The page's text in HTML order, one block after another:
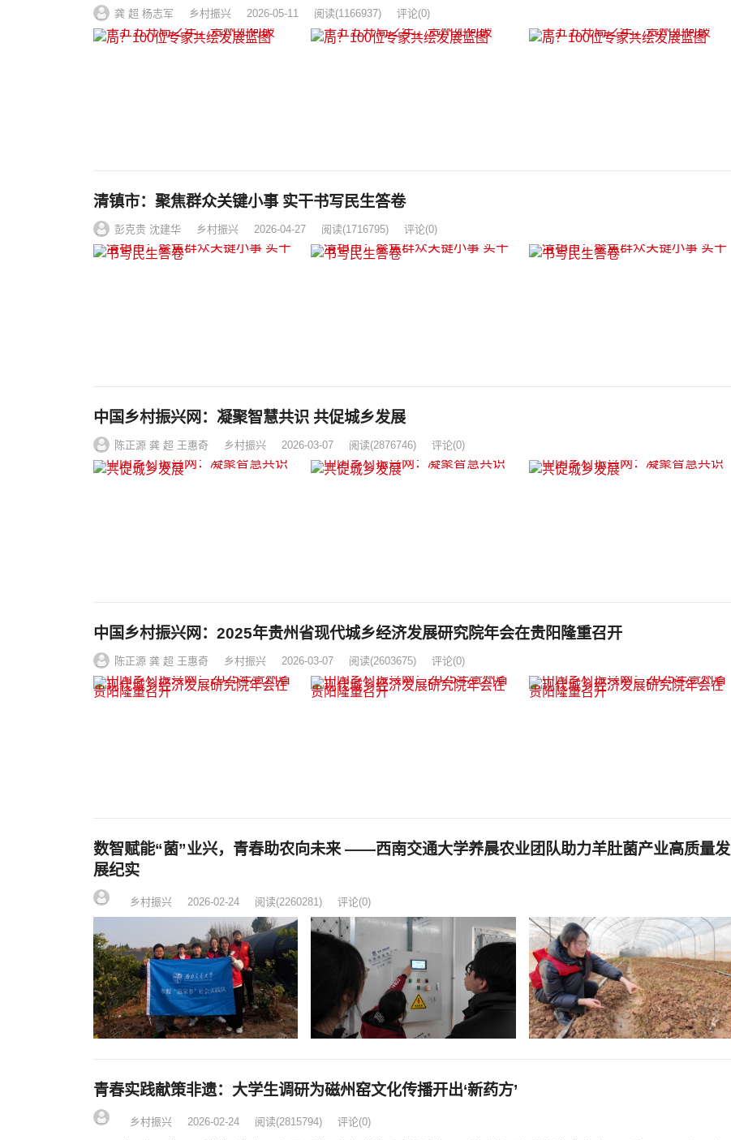
龚 超 杨志军 乡村振兴 2026-05-11 阅读(1166937) 评论(0)
清镇市：聚焦群众关键小事 实干书写民生答卷
彭克贵 沈建华 乡村振兴 2026-04-27 阅读(1716795) 评论(0)
中国乡村振兴网：凝聚智慧共识 共促城乡发展
陈正源 龚 超 王惠奇 乡村振兴 2026-03-07 阅读(2876746) 评论(0)
中国乡村振兴网：2025年贵州省现代城乡经济发展研究院年会在贵阳隆重召开
陈正源 龚 超 王惠奇 乡村振兴 2026-03-07 阅读(2603675) 评论(0)
数智赋能“菌”业兴，青春助农向未来 ——西南交通大学养晨农业团队助力羊肚菌产业高质量发
展纪实
乡村振兴 2026-02-24 阅读(2260281) 评论(0)
青春实践献策非遗：大学生调研为磁州窑文化传播开出‘新药方’
乡村振兴 2026-02-24 阅读(2815794) 评论(0)